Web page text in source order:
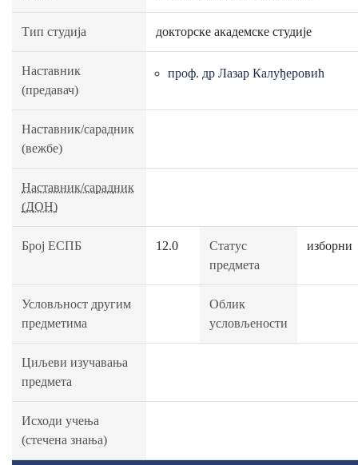
Тип студија докторске академске студије
Наставник
(предавач)
проф. др Лазар Калуђеровић
Наставник/сарадник
(вежбе)
Наставник/сарадник
(ДОН)
Број ЕСПБ 12.0
Статус
предмета
изборни
Условљност другим
предметима
Облик
условљености
Циљеви изучавања
предмета
Исходи учења
(стечена знања)